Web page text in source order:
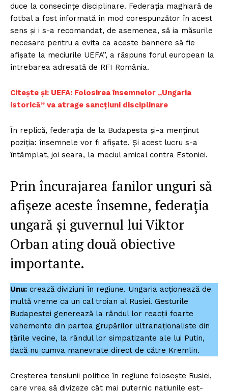
duce la consecințe disciplinare. Federația maghiară de
fotbal a fost informată în mod corespunzător în acest
sens și i s-a recomandat, de asemenea, să ia măsurile
necesare pentru a evita ca aceste bannere să fie
afișate la meciurile UEFA”, a răspuns forul european la
întrebarea adresată de RFI România.
Citește și: UEFA: Folosirea însemnelor „Ungaria
istorică” va atrage sancțiuni disciplinare
În replică, federația de la Budapesta și-a menținut
poziția: însemnele vor fi afișate. Și acest lucru s-a
întâmplat, joi seara, la meciul amical contra Estoniei.
Prin încurajarea fanilor unguri să
afișeze aceste însemne, federația
ungară și guvernul lui Viktor
Orban ating două obiective
importante.
Unu: crează diviziuni în regiune. Ungaria acționează de
multă vreme ca un cal troian al Rusiei. Gesturile
Budapestei generează la rândul lor reacții foarte
vehemente din partea grupărilor ultranaționaliste din
țările vecine, la rândul lor simpatizante ale lui Putin,
dacă nu cumva manevrate direct de către Kremlin.
Creșterea tensiunii politice în regiune folosește Rusiei,
care vrea să divizeze cât mai puternic națiunile est-